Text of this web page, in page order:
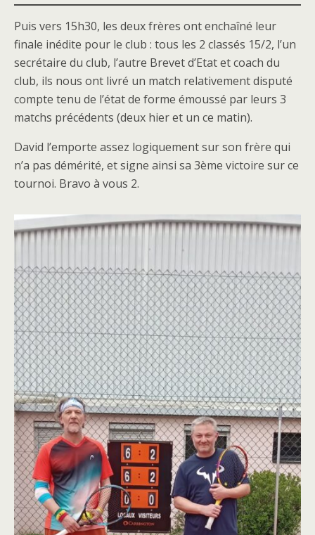
Puis vers 15h30, les deux frères ont enchaîné leur
finale inédite pour le club : tous les 2 classés 15/2, l’un
secrétaire du club, l’autre Brevet d’Etat et coach du
club, ils nous ont livré un match relativement disputé
compte tenu de l’état de forme émoussé par leurs 3
matchs précédents (deux hier et un ce matin).
David l’emporte assez logiquement sur son frère qui
n’a pas démérité, et signe ainsi sa 3ème victoire sur ce
tournoi. Bravo à vous 2.